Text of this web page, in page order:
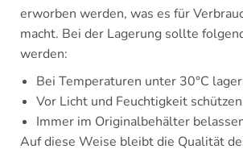
erworben werden, was es für
macht. Bei der Lagerung sollte
werden:
Bei Temperaturen unter 30°C
Vor Licht und Feuchtigkeit
Immer im Originalbehälter
Auf diese Weise bleibt die Qualität